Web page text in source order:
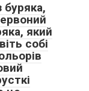
буряка,
який
собі